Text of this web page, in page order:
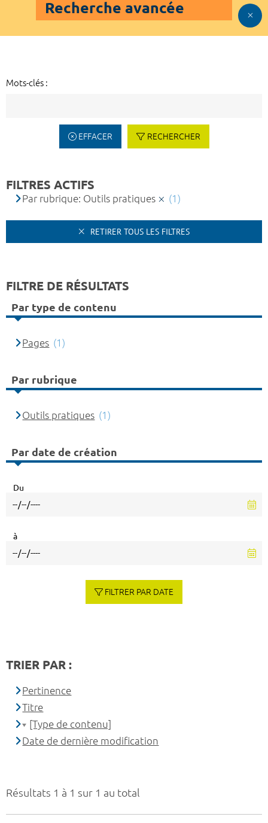
Recherche avancée
Mots-clés :
EFFACER RECHERCHER
Résultats 1 à 1 sur 1 au total
FILTRES ACTIFS
Par rubrique: Outils pratiques (1)
RETIRER TOUS LES FILTRES
FILTRE DE RÉSULTATS
Par type de contenu
Pages (1)
Par rubrique
Outils pratiques (1)
Par date de création
Du
à
FILTRER PAR DATE
TRIER PAR :
Pertinence
Titre
[Type de contenu]
Date de dernière modification